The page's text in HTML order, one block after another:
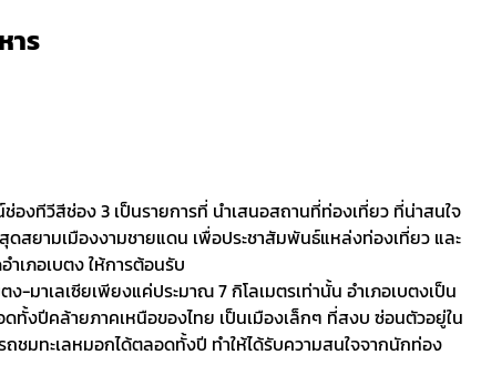
าร
งทีวีสีช่อง 3 เป็นรายการที่ นำเสนอสถานที่ท่องเที่ยว ที่น่าสนใจ
สยามเมืองงามชายแดน เพื่อประชาสัมพันธ์แหล่งท่องเที่ยว และ
เภอเบตง ให้การต้อนรับ
-มาเลเซียเพียงแค่ประมาณ 7 กิโลเมตรเท่านั้น อำเภอเบตงเป็น
ทั้งปีคล้ายภาคเหนือของไทย เป็นเมืองเล็กๆ ที่สงบ ซ่อนตัวอยู่ใน
ชมทะเลหมอกได้ตลอดทั้งปี ทำให้ได้รับความสนใจจากนักท่อง